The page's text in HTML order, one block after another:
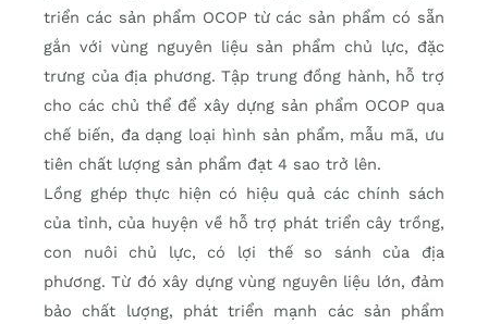
triển các sản phẩm OCOP từ các sản phẩm có sẵn
gắn với vùng nguyên liệu sản phẩm chủ lực, đặc
trưng của địa phương. Tập trung đồng hành, hỗ trợ
cho các chủ thể để xây dựng sản phẩm OCOP qua
chế biến, đa dạng loại hình sản phẩm, mẫu mã, ưu
tiên chất lượng sản phẩm đạt 4 sao trở lên.
Lồng ghép thực hiện có hiệu quả các chính sách
của tỉnh, của huyện về hỗ trợ phát triển cây trồng,
con nuôi chủ lực, có lợi thế so sánh của địa
phương. Từ đó xây dựng vùng nguyên liệu lớn, đảm
bảo chất lượng, phát triển mạnh các sản phẩm